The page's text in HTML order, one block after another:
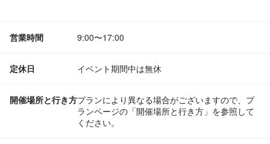
営業時間 9:00〜17:00
定休日 イベント期間中は無休
開催場所と行き方プランにより異なる場合がございますので、プ
ランページの「開催場所と行き方」を参照して
ください。